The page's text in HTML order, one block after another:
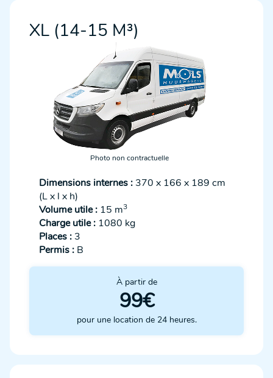
XL (14-15 M³)
Photo non contractuelle
Dimensions internes : 370 x 166 x 189 cm
(L x l x h)
Volume utile : 15 m3
Charge utile : 1080 kg
Places : 3
Permis : B
À partir de
99€
pour une location de 24 heures.